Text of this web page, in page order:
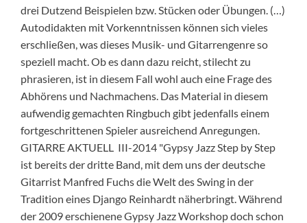
drei Dutzend Beispielen bzw. Stücken oder Übungen. (…)
Autodidakten mit Vorkenntnissen können sich vieles
erschließen, was dieses Musik- und Gitarrengenre so
speziell macht. Ob es dann dazu reicht, stilecht zu
phrasieren, ist in diesem Fall wohl auch eine Frage des
Abhörens und Nachmachens. Das Material in diesem
aufwendig gemachten Ringbuch gibt jedenfalls einem
fortgeschrittenen Spieler ausreichend Anregungen.
GITARRE AKTUELL III-2014 "Gypsy Jazz Step by Step
ist bereits der dritte Band, mit dem uns der deutsche
Gitarrist Manfred Fuchs die Welt des Swing in der
Tradition eines Django Reinhardt näherbringt. Während
der 2009 erschienene Gypsy Jazz Workshop doch schon